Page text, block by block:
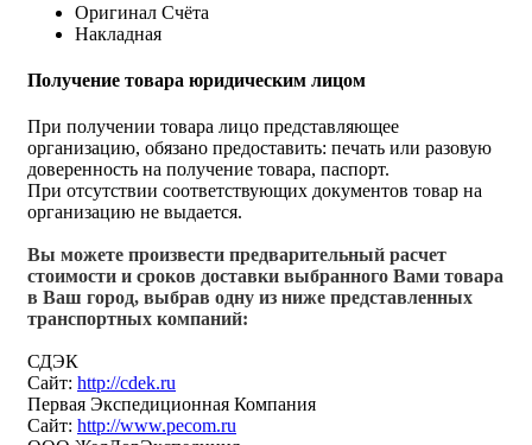
Оригинал Счёта
Накладная
Получение товара юридическим лицом
При получении товара лицо представляющее
организацию, обязано предоставить: печать или разовую
доверенность на получение товара, паспорт.
При отсутствии соответствующих документов товар на
организацию не выдается.
Вы можете произвести предварительный расчет
стоимости и сроков доставки выбранного Вами товара
в Ваш город, выбрав одну из ниже представленных
транспортных компаний:
СДЭК
Сайт: http://cdek.ru
Первая Экспедиционная Компания
Сайт: http://www.pecom.ru